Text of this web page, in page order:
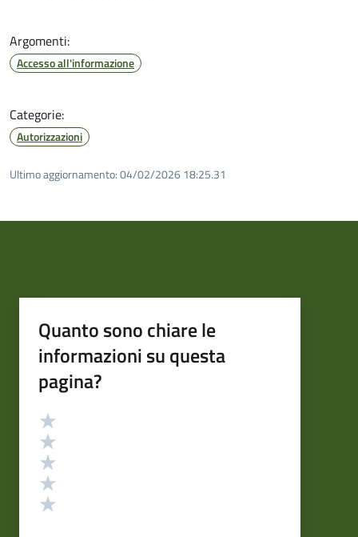
Argomenti:
Accesso all'informazione
Categorie:
Autorizzazioni
Ultimo aggiornamento:04/02/2026 18:25.31
Quanto sono chiare le
informazioni su questa
pagina?
Valutazione